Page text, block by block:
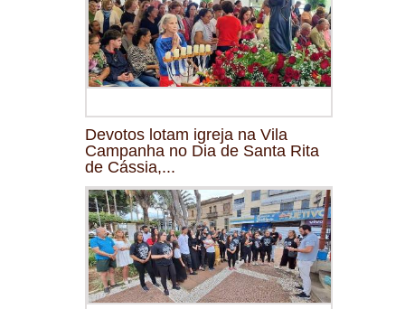
Devotos lotam igreja na Vila
Campanha no Dia de Santa Rita
de Cássia,...